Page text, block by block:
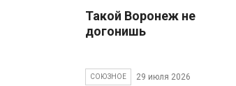
Такой Воронеж не
догонишь
СОЮЗНОЕ 29 июля 2026